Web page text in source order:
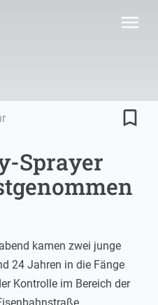
menu
bookmark_border
Sprayer
kamen zwei junge
24 Jahren in die Fänge
Kontrolle im Bereich der